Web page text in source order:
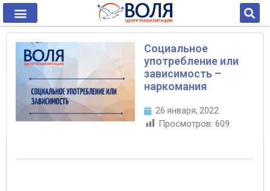
Социальное
употребление или
зависимость –
наркомания
26 января, 2022
Просмотров: 609